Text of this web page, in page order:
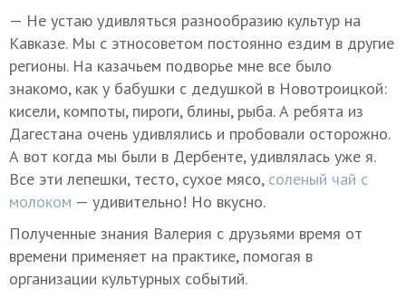
— Не устаю удивляться разнообразию культур на
Кавказе. Мы с этносоветом постоянно ездим в другие
регионы. На казачьем подворье мне все было
знакомо, как у бабушки с дедушкой в Новотроицкой:
кисели, компоты, пироги, блины, рыба. А ребята из
Дагестана очень удивлялись и пробовали осторожно.
А вот когда мы были в Дербенте, удивлялась уже я.
Все эти лепешки, тесто, сухое мясо, соленый чай с
молоком — удивительно! Но вкусно.
Полученные знания Валерия с друзьями время от
времени применяет на практике, помогая в
организации культурных событий.